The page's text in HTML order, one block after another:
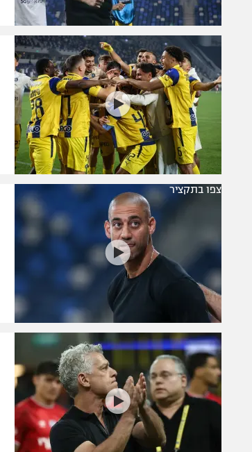
צפו בתקציר